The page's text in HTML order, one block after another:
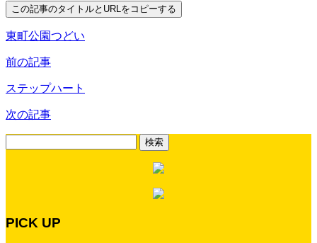
この記事のタイトルとURLをコピーする
東町公園つどい
前の記事
ステップハート
次の記事
PICK UP